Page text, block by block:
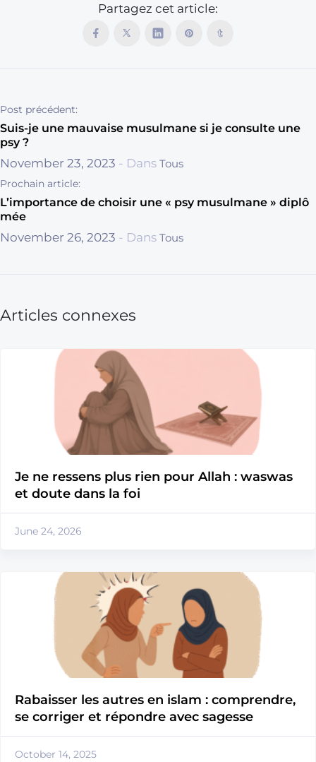
Partagez cet article:
Post précédent:
Suis-je une mauvaise musulmane si je consulte une
psy ?
November 23, 2023 - Dans Tous
Prochain article:
L’importance de choisir une « psy musulmane » diplô
mée
November 26, 2023 - Dans Tous
Articles connexes
Je ne ressens plus rien pour Allah : waswas
et doute dans la foi
June 24, 2026
Rabaisser les autres en islam : comprendre,
se corriger et répondre avec sagesse
October 14, 2025